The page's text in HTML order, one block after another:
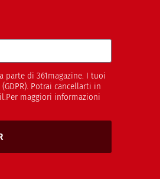
di 361magazine. I tuoi
Potrai cancellarti in
maggiori informazioni